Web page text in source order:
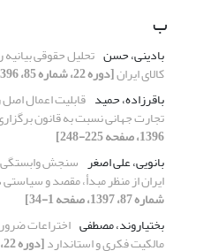
ب
بادینی، حسن تحلیل حقوقی
کالای ایران[دوره 22، شماره 85، 1396، صفحه 27-57]
باقرزاده، حمید قابلیت اعمال
تجارت جهانی نسبت به قانون
1396، صفحه 225-248]
بانویی، علی اصغر سنجش وابستگی
ایران از منظر مبدأ، مقصد و سیاستی در
شماره 87، 1397، صفحه 1-34]
بختیاروند، مصطفی اختراعات
مالکیت فکری و استاندارد